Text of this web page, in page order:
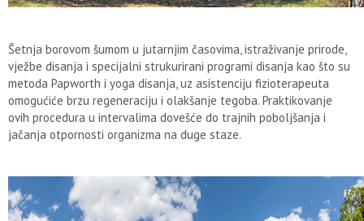
Šetnja borovom šumom u jutarnjim časovima, istraživanje prirode,
vježbe disanja i specijalni strukurirani programi disanja kao što su
metoda Papworth i yoga disanja, uz asistenciju fizioterapeuta
omogućiće brzu regeneraciju i olakšanje tegoba. Praktikovanje
ovih procedura u intervalima dovešće do trajnih poboljšanja i
jačanja otpornosti organizma na duge staze.